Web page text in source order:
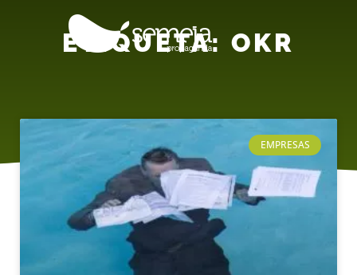
ETIQUETA: OKR
EMPRESAS